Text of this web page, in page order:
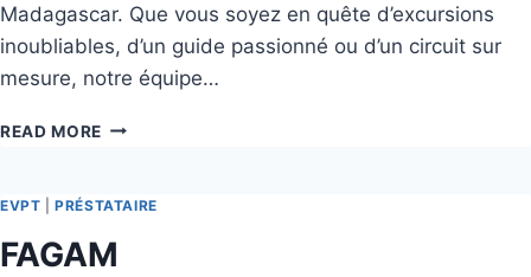
Madagascar. Que vous soyez en quête d’excursions
inoubliables, d’un guide passionné ou d’un circuit sur
mesure, notre équipe…
READ MORE
EVPT |PRÉSTATAIRE
FAGAM